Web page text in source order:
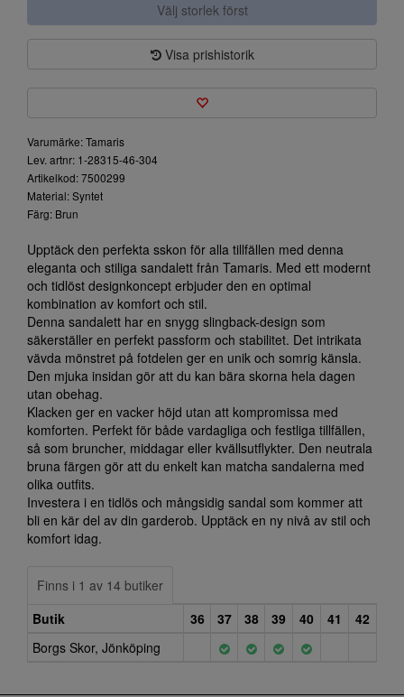
Välj storlek först
Visa prishistorik
Varumärke: Tamaris
Lev. artnr: 1-28315-46-304
Artikelkod: 7500299
Material: Syntet
Färg: Brun
Upptäck den perfekta sskon för alla tillfällen med denna
eleganta och stiliga sandalett från Tamaris. Med ett modernt
och tidlöst designkoncept erbjuder den en optimal
kombination av komfort och stil.
Denna sandalett har en snygg slingback-design som
säkerställer en perfekt passform och stabilitet. Det intrikata
vävda mönstret på fotdelen ger en unik och somrig känsla.
Den mjuka insidan gör att du kan bära skorna hela dagen
utan obehag.
Klacken ger en vacker höjd utan att kompromissa med
komforten. Perfekt för både vardagliga och festliga tillfällen,
så som bruncher, middagar eller kvällsutflykter. Den neutrala
bruna färgen gör att du enkelt kan matcha sandalerna med
olika outfits.
Investera i en tidlös och mångsidig sandal som kommer att
bli en kär del av din garderob. Upptäck en ny nivå av stil och
komfort idag.
Finns i 1 av 14 butiker
Butik
36 37 38 39 40 41
42
Borgs Skor, Jönköping